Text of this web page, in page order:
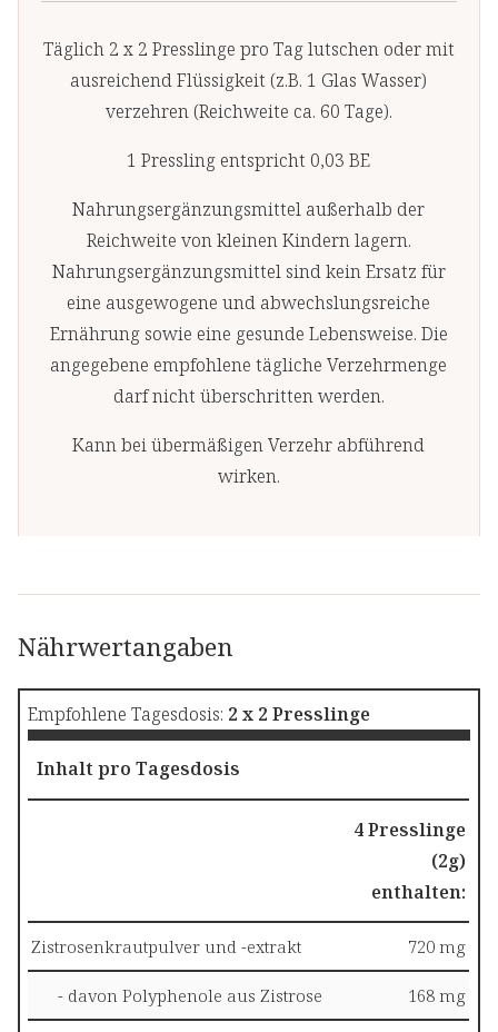
Täglich 2 x 2 Presslinge pro Tag lutschen oder mit
ausreichend Flüssigkeit (z.B. 1 Glas Wasser)
verzehren (Reichweite ca. 60 Tage).
1 Pressling entspricht 0,03 BE
Nahrungsergänzungsmittel außerhalb der
Reichweite von kleinen Kindern lagern.
Nahrungsergänzungsmittel sind kein Ersatz für
eine ausgewogene und abwechslungsreiche
Ernährung sowie eine gesunde Lebensweise. Die
angegebene empfohlene tägliche Verzehrmenge
darf nicht überschritten werden.
Kann bei übermäßigen Verzehr abführend
wirken.
Nährwertangaben
Empfohlene Tagesdosis: 2 x 2 Presslinge
Inhalt pro Tagesdosis
4 Presslinge
(2g)
enthalten:
Zistrosenkrautpulver und -extrakt 720 mg
- davon Polyphenole aus Zistrose 168 mg